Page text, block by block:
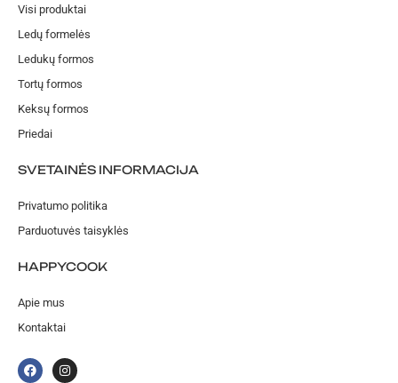
Visi produktai
Ledų formelės
Ledukų formos
Tortų formos
Keksų formos
Priedai
SVETAINĖS INFORMACIJA
Privatumo politika
Parduotuvės taisyklės
HAPPYCOOK
Apie mus
Kontaktai